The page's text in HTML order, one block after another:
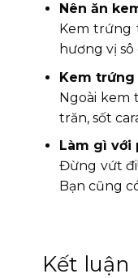
Nên ăn
Kem trứng
hương vị
Kem trứng
Ngoài kem
trăn, sốt
Làm gì
Đừng vứt
Bạn cũng
Kết luận